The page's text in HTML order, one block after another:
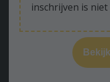
inschrijven is niet